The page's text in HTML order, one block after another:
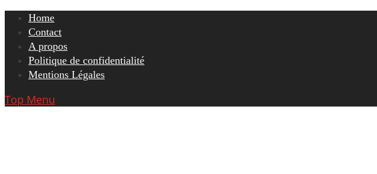
Skip
content
Home
Contact
A propos
Politique de confidentialité
Mentions Légales
Top Menu